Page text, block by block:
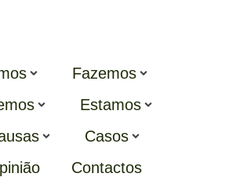
Fazemos
Estamos
Casos
Contactos